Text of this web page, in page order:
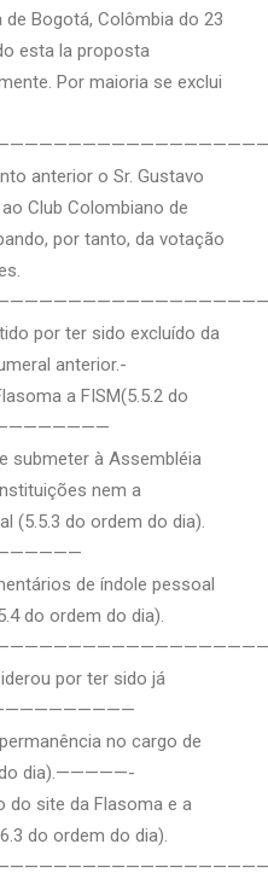
Bogotá, Colômbia do 23
esta la proposta
Por maioria se exclui
anterior o Sr. Gustavo
Club Colombiano de
por tanto, da votação
por ter sido excluído da
anterior.-
a FISM(5.5.2 do
submeter à Assembléia
nem a
(5.5.3 do ordem do dia).
de índole pessoal
do ordem do dia).
por ter sido já
no cargo de
do dia).—————-
do site da Flasoma e a
do ordem do dia).